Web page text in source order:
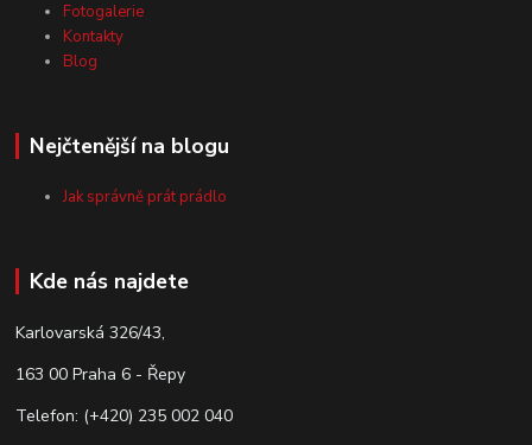
Fotogalerie
Kontakty
Blog
Nejčtenější na blogu
Jak správně prát prádlo
Kde nás najdete
Karlovarská 326/43,
163 00 Praha 6 - Řepy
Telefon: (+420) 235 002 040